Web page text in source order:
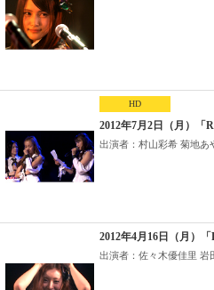
HD
2012年7月2日（月）「
出演者：村山彩希 菊地あ
2012年4月16日（月）
出演者：佐々木優佳里 岩